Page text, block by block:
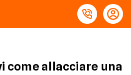
come allacciare una